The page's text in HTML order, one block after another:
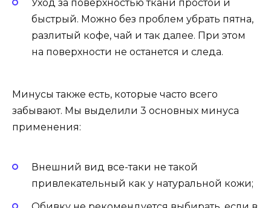
Уход за поверхностью ткани простой и
быстрый. Можно без проблем убрать пятна,
разлитый кофе, чай и так далее. При этом
на поверхности не останется и следа.
Минусы также есть, которые часто всего
забывают. Мы выделили 3 основных минуса
применения:
Внешний вид все-таки не такой
привлекательный как у натуральной кожи;